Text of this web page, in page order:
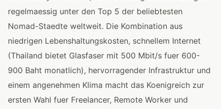
regelmaessig unter den Top 5 der beliebtesten
Nomad-Staedte weltweit. Die Kombination aus
niedrigen Lebenshaltungskosten, schnellem Internet
(Thailand bietet Glasfaser mit 500 Mbit/s fuer 600-
900 Baht monatlich), hervorragender Infrastruktur und
einem angenehmen Klima macht das Koenigreich zur
ersten Wahl fuer Freelancer, Remote Worker und